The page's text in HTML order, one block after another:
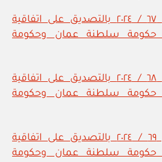
مرسوم سلطاني رقم ٦٧ / ٢٠٢٤ بالتصديق على اتفاقية
حكومة سلطنة عمان وحكومة
مرسوم سلطاني رقم ٦٨ / ٢٠٢٤ بالتصديق على اتفاقية
حكومة سلطنة عمان وحكومة
مرسوم سلطاني رقم ٦٩ / ٢٠٢٤ بالتصديق على اتفاقية
حكومة سلطنة عمان وحكومة